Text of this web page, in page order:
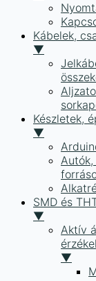
Kábelek,
▼
Készletek,
▼
SMD és
▼
Aktív
▼